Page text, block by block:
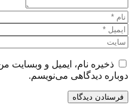
ذخیره نام، ایمیل و وبسایت
دوباره دیدگاهی می‌نویسم.